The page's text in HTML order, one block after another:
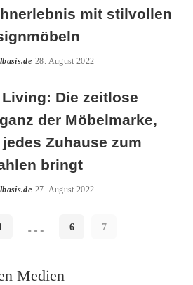
mit stilvollen
28. August 2022
Living: Die zeitlose
der Möbelmarke,
Zuhause zum
bringt
27. August 2022
… 6 7
Medien